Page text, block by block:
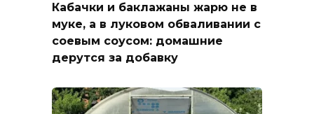
Кабачки и баклажаны жарю не в
муке, а в луковом обваливании с
соевым соусом: домашние
дерутся за добавку